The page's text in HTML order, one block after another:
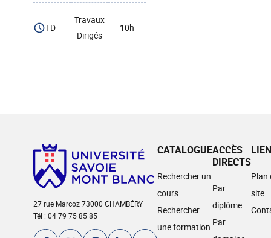
TD
Travaux
Dirigés
10h
27 rue Marcoz 73000 CHAMBÉRY
Tél : 04 79 75 85 85
CATALOGUE
Rechercher un
cours
Rechercher
une formation
ACCÈS
DIRECTS
Par
diplôme
Par
Plan
site